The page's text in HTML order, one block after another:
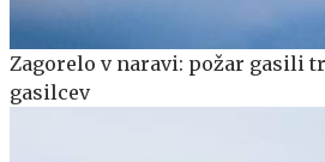
Zagorelo v naravi: požar gasili
gasilcev